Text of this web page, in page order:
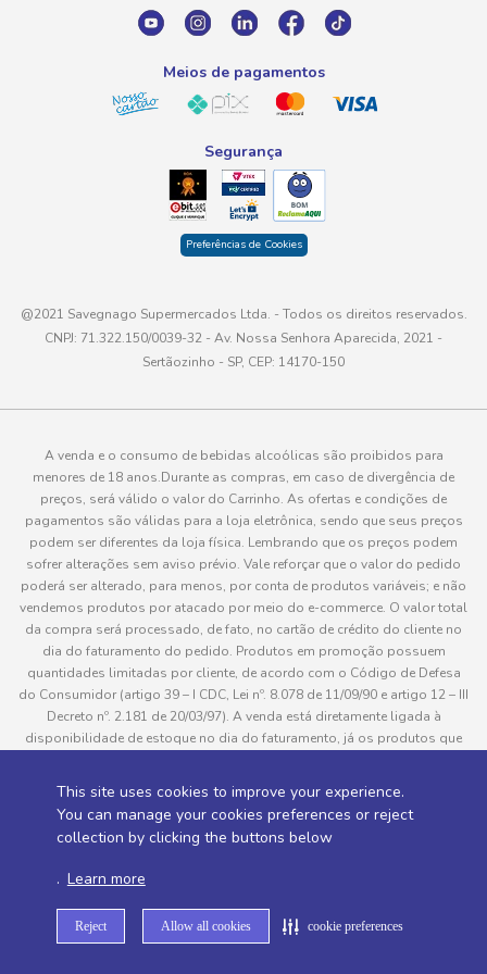
This site uses cookies to improve your experience.
You can manage your cookies preferences or reject
collection by clicking the buttons below
. Learn more
Reject Allow all cookies cookie preferences
atendimento@savegnago.com.br
Meios de pagamentos
Segurança
Preferências de Cookies
@2021 Savegnago Supermercados Ltda. - Todos os direitos reservados.
CNPJ: 71.322.150/0039-32 - Av. Nossa Senhora Aparecida, 2021 -
Sertãozinho - SP, CEP: 14170-150
A venda e o consumo de bebidas alcoólicas são proibidos para
menores de 18 anos.Durante as compras, em caso de divergência de
preços, será válido o valor do Carrinho. As ofertas e condições de
pagamentos são válidas para a loja eletrônica, sendo que seus preços
podem ser diferentes da loja física. Lembrando que os preços podem
sofrer alterações sem aviso prévio. Vale reforçar que o valor do pedido
poderá ser alterado, para menos, por conta de produtos variáveis; e não
vendemos produtos por atacado por meio do e-commerce. O valor total
da compra será processado, de fato, no cartão de crédito do cliente no
dia do faturamento do pedido. Produtos em promoção possuem
quantidades limitadas por cliente, de acordo com o Código de Defesa
do Consumidor (artigo 39 – I CDC, Lei nº. 8.078 de 11/09/90 e artigo 12 – III
Decreto nº. 2.181 de 20/03/97). A venda está diretamente ligada à
disponibilidade de estoque no dia do faturamento, já os produtos que
pedido do cliente, este não será entregue e o valor do item não será
cobrado. As fotos dos produtos no site são ilustrativas, podendo haver
divergência com o produto real e todos os pedidos estão sujeitos à
consultadas em “Política de Entregas”
Desenvolvido por